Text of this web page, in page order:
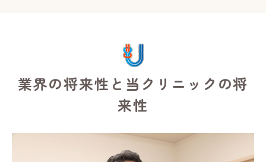
業界の将来性と当クリニックの将
来性